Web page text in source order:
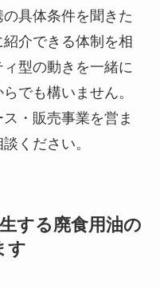
具体条件を聞きた
介できる体制を相
型の動きを一緒に
でも構いません。
・販売事業を営ま
ください。
する廃食用油の
す